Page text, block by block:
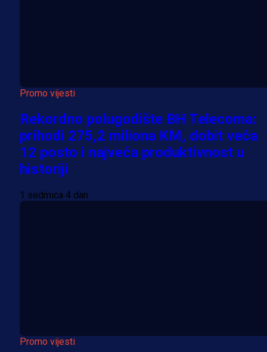
Promo vijesti
Rekordno polugodište BH Telecoma:
prihodi 275,2 miliona KM, dobit veća
12 posto i najveća produktivnost u
historiji
1 sedmica 4 dan
Promo vijesti